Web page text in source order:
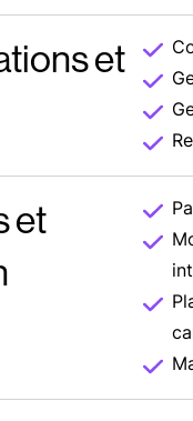
et
et